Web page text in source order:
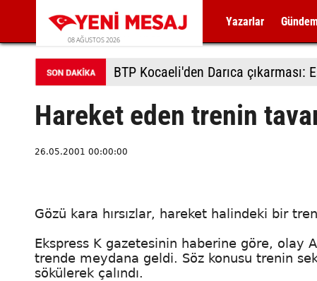
08 AĞUSTOS 2026
Yazarlar Gündem
BTP Kocaeli'den Darıca
Hareket eden trenin
26.05.2001 00:00:00
Gözü kara hırsızlar, hareket halindeki bir
Ekspress K gazetesinin haberine göre, olay
trende meydana geldi. Söz konusu trenin
sökülerek çalındı.